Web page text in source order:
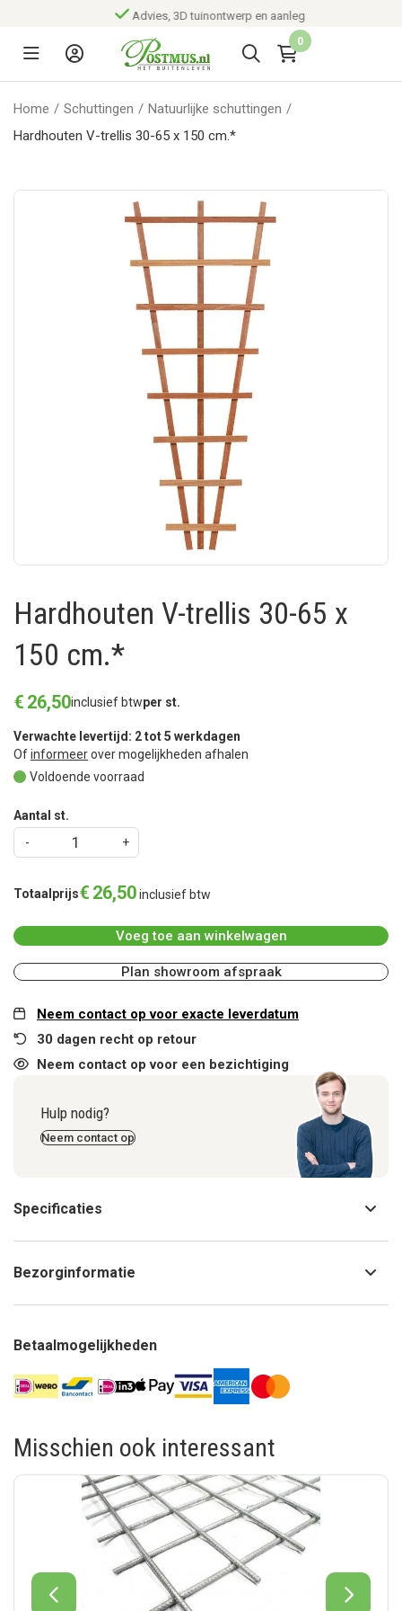
Advies, 3D tuinontwerp en aanleg
0
Home / Schuttingen / Natuurlijke schuttingen /
Hardhouten V-trellis 30-65 x 150 cm.*
Hardhouten V-trellis 30-65 x
150 cm.*
€ 26,50inclusief btwper st.
Verwachte levertijd: 2 tot 5 werkdagen
Ofinformeerover mogelijkheden afhalen
Voldoende voorraad
Aantal st.
Totaalprijs€ 26,50inclusief btw
Voeg toe aan winkelwagen
Plan showroom afspraak
Neem contact op voor exacte leverdatum
30 dagen recht op retour
Neem contact op voor een bezichtiging
Hulp nodig?
Neem contact op
Specificaties
Bezorginformatie
Betaalmogelijkheden
Misschien ook interessant